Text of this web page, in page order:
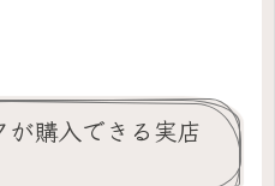
が購入できる実店